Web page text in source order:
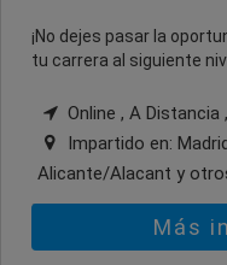
¡No dejes pasar la
tu carrera al siguiente
Online , A Distancia
Impartido en:
Alicante/Alacant y
Más